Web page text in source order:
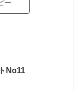
ー
No11